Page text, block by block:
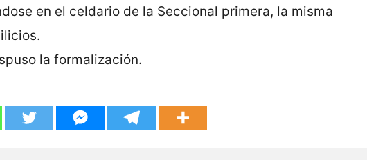
en el celdario de la Seccional primera, la misma
la formalización.